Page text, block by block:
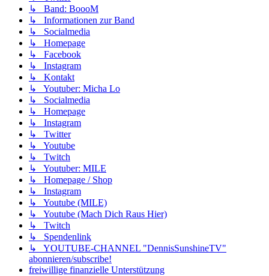
↳ Band: BoooM
↳ Informationen zur Band
↳ Socialmedia
↳ Homepage
↳ Facebook
↳ Instagram
↳ Kontakt
↳ Youtuber: Micha Lo
↳ Socialmedia
↳ Homepage
↳ Instagram
↳ Twitter
↳ Youtube
↳ Twitch
↳ Youtuber: MILE
↳ Homepage / Shop
↳ Instagram
↳ Youtube (MILE)
↳ Youtube (Mach Dich Raus Hier)
↳ Twitch
↳ Spendenlink
↳ YOUTUBE-CHANNEL "DennisSunshineTV"
abonnieren/subscribe!
freiwillige finanzielle Unterstützung